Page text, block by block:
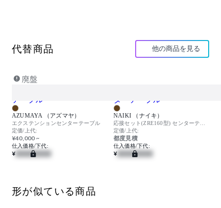
代替商品 他の商品を見る
廃盤
AZUMAYA （アズマヤ）
エクステンションセンターテーブル
定価/上代:
¥40,000 ~
仕入価格/下代:
¥
NAIKI （ナイキ）
定価/上代:
都度見積
仕入価格/下代:
¥
形が似ている商品